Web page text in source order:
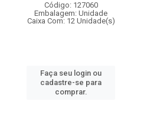
Código: 127060
Embalagem: Unidade
Caixa Com: 12 Unidade(s)
Faça seu login ou
cadastre-se para
comprar.